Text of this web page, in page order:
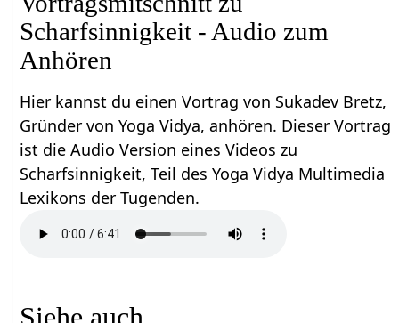
Scharfsinnigkeit - Audio zum
Anhören
Hier kannst du einen Vortrag von Sukadev Bretz,
Gründer von Yoga Vidya, anhören. Dieser Vortrag
ist die Audio Version eines Videos zu
Scharfsinnigkeit, Teil des Yoga Vidya Multimedia
Lexikons der Tugenden.
Siehe auch